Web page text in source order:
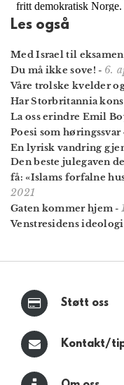
Les også
Med Israel til eksamen
Du må ikke sove! - 6.
Våre trolske kvelder
Har Storbritannia
La oss erindre Emil
Poesi som høringssvar
En lyrisk vandring
Den beste julegaven
få: «Islams forfalne
2021
Gaten kommer hjem -
Venstresidens
Støtt oss
Kontakt/